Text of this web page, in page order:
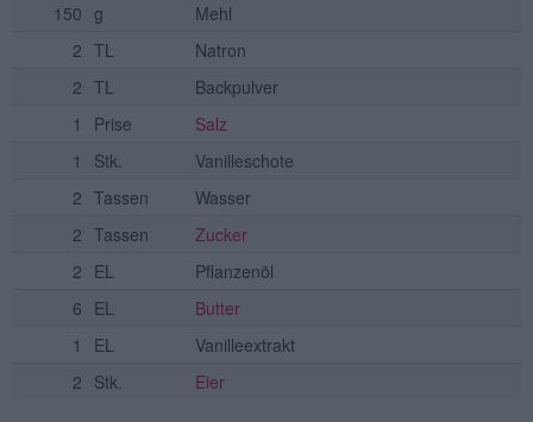
150 g
Mehl
2 TL
Natron
2 TL
Backpulver
1
Prise
Salz
1
Stk.
Vanilleschote
2 Tassen
Wasser
2 Tassen
Zucker
2 EL
Pflanzenöl
6 EL
Butter
1
EL
Vanilleextrakt
2 Stk. Eier